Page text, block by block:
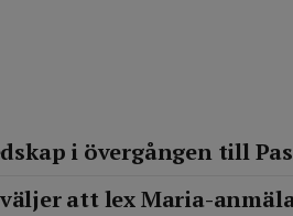
i övergången till
att lex Maria-